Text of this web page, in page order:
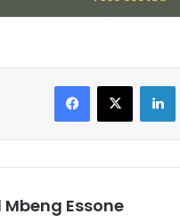
FacebookX
Mbeng Essone